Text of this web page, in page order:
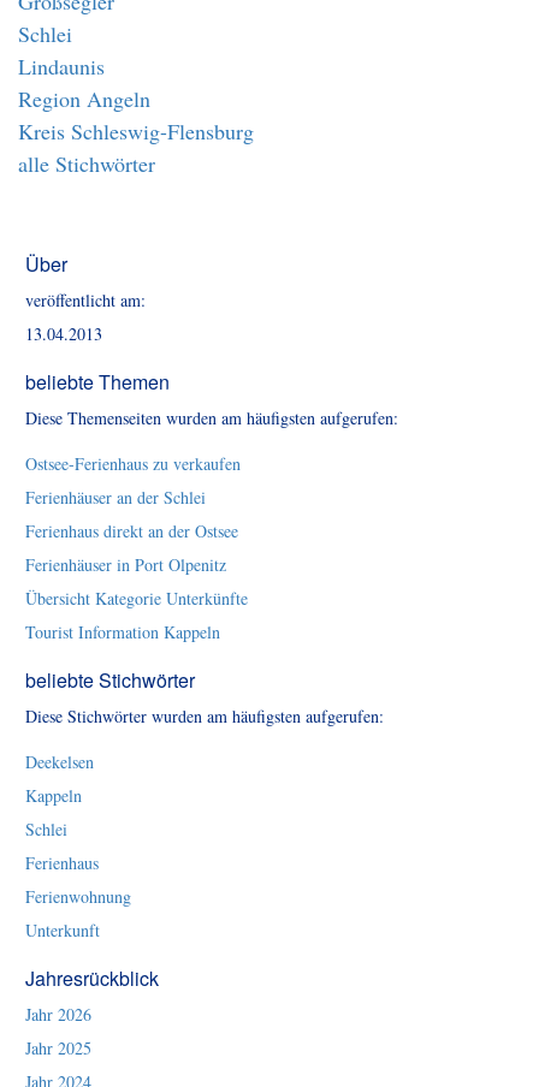
Schlei
Lindaunis
Region Angeln
Kreis Schleswig-Flensburg
alle Stichwörter
Über
veröffentlicht am:
13.04.2013
beliebte Themen
Diese Themenseiten wurden am häufigsten aufgerufen:
Ostsee-Ferienhaus zu verkaufen
Ferienhäuser an der Schlei
Ferienhaus direkt an der Ostsee
Ferienhäuser in Port Olpenitz
Übersicht Kategorie Unterkünfte
Tourist Information Kappeln
beliebte Stichwörter
Diese Stichwörter wurden am häufigsten aufgerufen:
Deekelsen
Kappeln
Schlei
Ferienhaus
Ferienwohnung
Unterkunft
Jahresrückblick
Jahr 2026
Jahr 2025
Jahr 2024